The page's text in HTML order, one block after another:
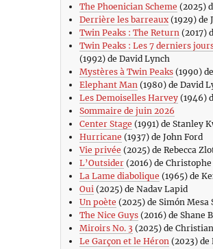
The Phoenician Scheme (2025)
Derrière les barreaux(1929) de
Twin Peaks : The Return(2017)
Twin Peaks : Les 7 derniers
(1992) de David Lynch
Mystères à Twin Peaks(1990)
Elephant Man(1980) de David
Les Demoiselles Harvey(1946)
Sommaire de juin 2026
Center Stage (1991) de Stanley
Hurricane (1937) de John Ford
Vie privée (2025) de Rebecca
L’Outsider(2016) de
La Lame diabolique (1965) de
Oui(2025) de Nadav Lapid
Un poète (2025) de Simón Mesa
The Nice Guys(2016) de Shane
Miroirs No. 3 (2025) de
Le Garçon et le Héron(2023) de